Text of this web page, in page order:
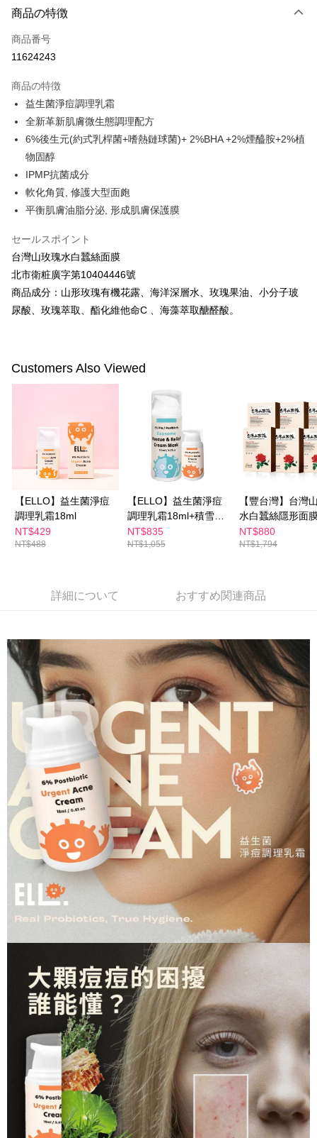
AFTEE代金後払い
説明
一、 AFTEE代金後払いについて
2.SMSで認証してお支払い手続を進めてください。
3.注文するときのお支払いは不要です。商品はご指定の住所に配送されま
す。
4.ご注文が完了すると、携帯に支払い通知のSMSが届きます。アプリ会員
の場合は、AFTEE アプリプッシュ通知が届きます。
5.商品受け取り時のお支払いは不要です。商品を確かめてから、SMSまた
グでお支払いください。
代金納付期限は最短で 14 日以内ですので、ご注意ください。AFTEE アプ
リをダウンロードして AFTEE 会員になるとお支払い期限を最長 45 日以内
お支払期限は、ショップが請求した期日と、AFTEEで延長できる日数をも
とに計算されます。AFTEEで注文すると、商品を受け取るまで支払い期限
を延長できますが、商品を期限内に受け取れない場合があります（例：予
約商品や商品到着日が比較的遅い商品）。そのため、商品到着の有無に関
わらず、AFTEEで指定された期限内にお支払いください。
2.決済金額は最低NT$20です。
3.現在、台湾の会員のみご利用いただけます。
三、利用規約「AFTEE代金後払い」（以下当サービスという）はネットプ
ロテクションズ（以下 AFTEE という）が提供し、AFTEEが代金を徴収し
ます。当サービスご利用の際に提供しなければならない個人情報（注文者
の氏名、電話番号、受取人の氏名、電話番号、受取人住所を含むがこれに
限らない）は、AFTEEに渡され当サービスで必要な範囲内で利用されま
す。AFTEEの個人情報の収集、処理、利用について、詳細はAFTEE公式ホ
ださい（https://aftee.tw/privacypolicy/）。
ります。支払い期限を過ぎた場合、その金額に基づいて年利20%の遅延滞
納金が加算されます。未成年の利用者は、事前に法定代理人または後見人
個人情報の処理、利用について疑問がある、または関連する法律の権利を
行使したい場合は、ネットプロテクションズ cs_tw@netprotections.co.jp
理、利用を許可することににご同意いただけない場合は、当サービスを選
択しないでください。
ATM払い
全家付款取貨
配送毎にNT$100、NT$600以上で送料無料
付款後全家取貨
萊爾富取貨付款
付款後萊爾富取貨
配送毎にNT$100、NT$600以上で送料無料
7-11付款取貨
配送毎にNT$100、NT$600以上で送料無料
配送毎にNT$100、NT$600以上で送料無料
配送毎にNT$150、NT$1,500以上で送料無料
商品の特徴
商品番号
11624243
商品の特徴
益生菌淨痘調理乳霜
全新革新肌膚微生態調理配方
6%後生元(約式乳桿菌+嗜熱鏈球菌)+ 2%BHA +2%煙醯胺+2%植
物固醇
IPMP抗菌成分
軟化角質, 修護大型面皰
平衡肌膚油脂分泌, 形成肌膚保護膜
セールスポイント
台灣山玫瑰水白蠶絲面膜
北市衛粧廣字第10404446號
商品成分：山形玫瑰有機花露、海洋深層水、玫瑰果油、小分子玻
尿酸、玫瑰萃取、酯化維他命C 、海藻萃取醣醛酸。
Customers Also Viewed
【ELLO】益生菌淨痘
調理乳霜18ml
NT$429
NT$488
【ELLO】益生菌淨痘
調理乳霜18ml+積雪草
胞外體高效修復舒緩面
膜泥110ml
NT$835
NT$1,055
【豐台灣】台灣
水白蠶絲隱形面
組#亮白 #保濕
NT$880
NT$1,794
詳細について おすすめ関連商品